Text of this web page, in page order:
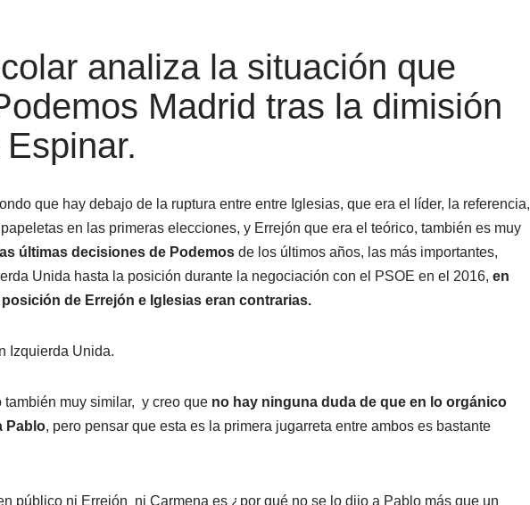
analiza la situación que
Madrid tras la dimisión
que hay debajo de la ruptura entre entre Iglesias, que era el líder, la referencia,
en las primeras elecciones, y Errejón que era el teórico, también es muy
últimas decisiones de Podemos de los últimos años, las más importantes,
Unida hasta la posición durante la negociación con el PSOE en el 2016, en
de Errejón e Iglesias eran contrarias.
Izquierda Unida.
también muy similar, y creo que no hay ninguna duda de que en lo orgánico
Pablo, pero pensar que esta es la primera jugarreta entre ambos es bastante
público ni Errejón ni Carmena es ¿por qué no se lo dijo a Pablo más que un